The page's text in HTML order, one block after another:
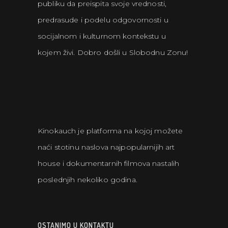
publiku da preispita svoje vrednosti,
predrasude i podelu odgovornosti u
socijalnom i kulturnom kontekstu u
kojem živi. Dobro došli u Slobodnu Zonu!
Kinokauch je platforma na kojoj možete
naći stotinu naslova najpopularnijih art
house i dokumentarnih filmova nastalih
poslednjih nekoliko godina.
OSTANIMO U KONTAKTU